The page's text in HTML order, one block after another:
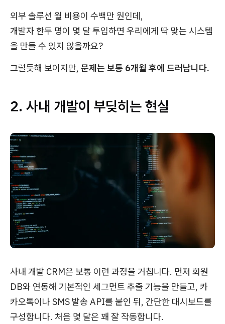
외부 솔루션 월 비용이 수백만 원인데,
개발자 한두 명이 몇 달 투입하면 우리에게 딱 맞는 시스템
을 만들 수 있지 않을까요?
그럴듯해 보이지만, 문제는 보통 6개월 후에 드러납니다.
2. 사내 개발이 부딪히는 현실
사내 개발 CRM은 보통 이런 과정을 거칩니다. 먼저 회원
DB와 연동해 기본적인 세그먼트 추출 기능을 만들고, 카
카오톡이나 SMS 발송 API를 붙인 뒤, 간단한 대시보드를
구성합니다. 처음 몇 달은 꽤 잘 작동합니다.